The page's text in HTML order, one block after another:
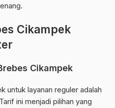
Cikampek
Cikampek
untuk layanan reguler adalah
ini menjadi pilihan yang